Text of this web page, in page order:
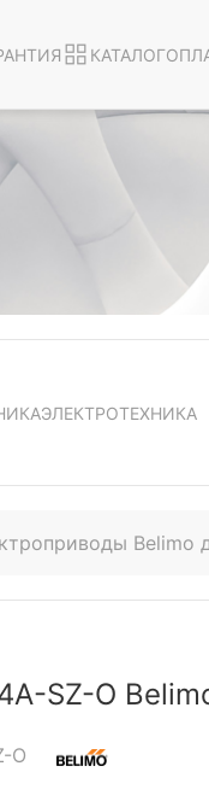
КАТАЛОГ
ЭЛЕКТРОТЕХНИКА
Belimo
SZ-O
O